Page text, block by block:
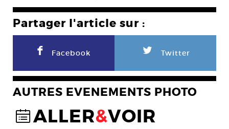
Partager l'article sur :
F Facebook L Twitter
AUTRES EVENEMENTS PHOTO
@ALLER&VOIR